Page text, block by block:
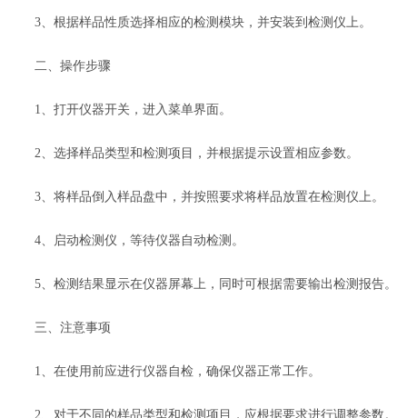
3、根据样品性质选择相应的检测模块，并安装到检测仪上。
二、操作步骤
1、打开仪器开关，进入菜单界面。
2、选择样品类型和检测项目，并根据提示设置相应参数。
3、将样品倒入样品盘中，并按照要求将样品放置在检测仪上。
4、启动检测仪，等待仪器自动检测。
5、检测结果显示在仪器屏幕上，同时可根据需要输出检测报告。
三、注意事项
1、在使用前应进行仪器自检，确保仪器正常工作。
2、对于不同的样品类型和检测项目，应根据要求进行调整参数。